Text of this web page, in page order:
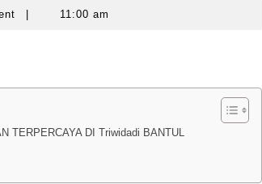
11:00 am
TERPERCAYA DI Triwidadi BANTUL